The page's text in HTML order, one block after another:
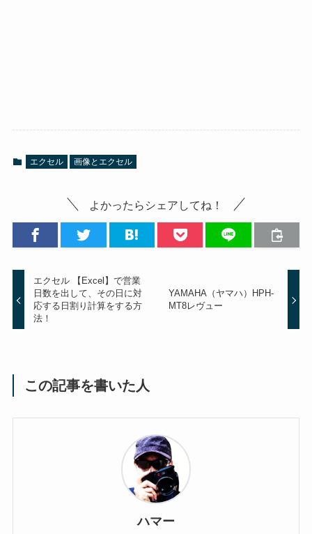
エクセル 画像とエクセル
よかったらシェアしてね！
エクセル 【Excel】で営業
日数を出して、その日に対
応する日割り計算をする方
法！
YAMAHA（ヤマハ）HPH-
MT8レヴュー
この記事を書いた人
ハマー